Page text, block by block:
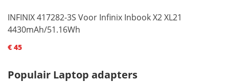
INFINIX 417282-3S Voor Infinix Inbook X2 XL21
4430mAh/51.16Wh
€ 45
Populair Laptop adapters